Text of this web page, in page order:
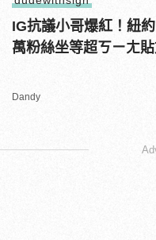
IG抗議小哥爆紅！紐
萬粉絲坐等超ㄎㄧㄤ
Dandy